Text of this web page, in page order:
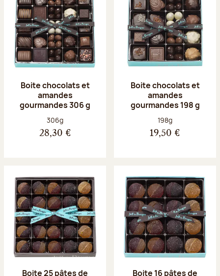
Boite chocolats et
amandes
gourmandes 306 g
Poids net :
306g
28,30 €
Boite chocolats et
amandes
gourmandes 198 g
Poids net :
198g
19,50 €
Boite 25 pâtes de Boite 16 pâtes de